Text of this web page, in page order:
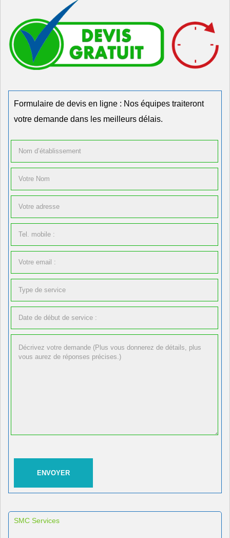
Formulaire de devis en ligne : Nos équipes traiteront
votre demande dans les meilleurs délais.
SMC Services